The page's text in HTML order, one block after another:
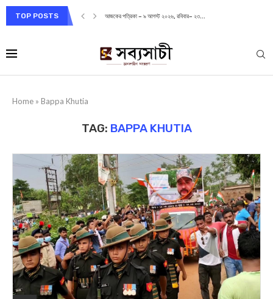
TOP POSTS আজকের পত্রিকা – ৯ আগস্ট ২০২৬, রবিবার– ২৩...
Home » Bappa Khutia
TAG: BAPPA KHUTIA